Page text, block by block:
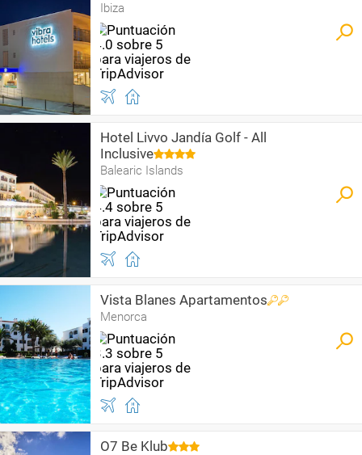
Ibiza
Hotel Livvo Jandía Golf - All
Inclusive
Balearic Islands
Vista Blanes Apartamentos
Menorca
O7 Be Klub